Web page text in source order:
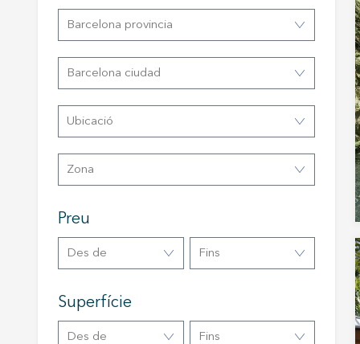
Barcelona provincia
Barcelona ciudad
Ubicació
Zona
Preu
Des de Fins
Superfície
Des de Fins
de les
La
de